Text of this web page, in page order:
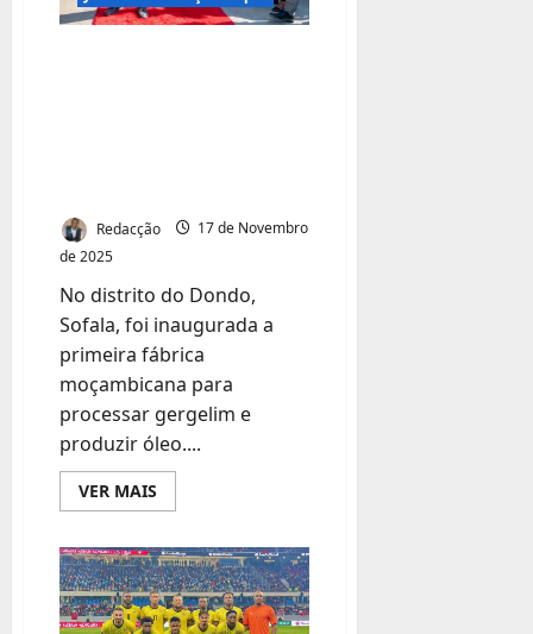
Redacção
17 de Novembro
de 2025
No distrito do Dondo,
Sofala, foi inaugurada a
primeira fábrica
moçambicana para
processar gergelim e
produzir óleo....
VER MAIS
mais
inaugura
primeira
fábrica
de
processamento